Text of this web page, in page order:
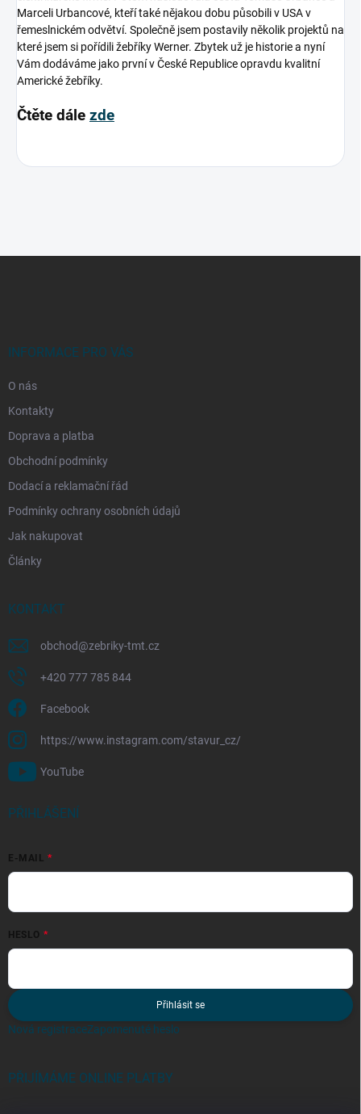
Marceli Urbancové, kteří také nějakou dobu působili v USA v
řemeslnickém odvětví. Společně jsem postavily několik projektů na
které jsem si pořídili žebříky Werner. Zbytek už je historie a nyní
Vám dodáváme jako první v České Republice opravdu kvalitní
Americké žebříky.
Čtěte dále zde
INFORMACE PRO VÁS
O nás
Kontakty
Doprava a platba
Obchodní podmínky
Dodací a reklamační řád
Podmínky ochrany osobních údajů
Jak nakupovat
Články
KONTAKT
obchod@zebriky-tmt.cz
+420 777 785 844
Facebook
https://www.instagram.com/stavur_cz/
YouTube
PŘIHLÁŠENÍ
E-MAIL
HESLO
Přihlásit se
Nová registraceZapomenuté heslo
PŘIJÍMÁME ONLINE PLATBY